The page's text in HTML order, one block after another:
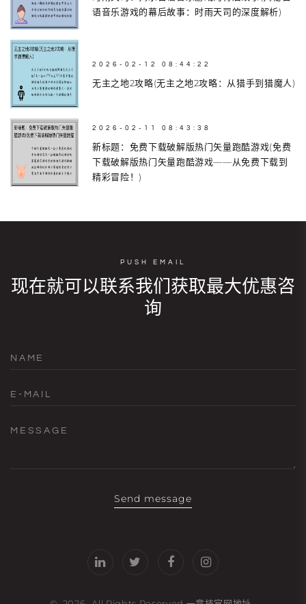
语音乐游戏的幕后故事：时雨天司的深度解析)
2026-02-12 08:44:22
无主之地2攻略(无主之地2攻略：从猎手到猎魔人)
2026-02-11 08:43:38
新标题：免费下载破解版热门矢量跑酷游戏(免费
下载破解版热门矢量跑酷游戏——从免费下载到
精彩冒险！)
PUSH EMAIL
现在就可以联系我们获取最大优惠咨
询
NAME
E-MAIL
MESSAGE
Send message